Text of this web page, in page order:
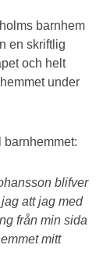
barnhem
en skriftlig
och helt
under
blifver
att jag med
från min sida
mitt